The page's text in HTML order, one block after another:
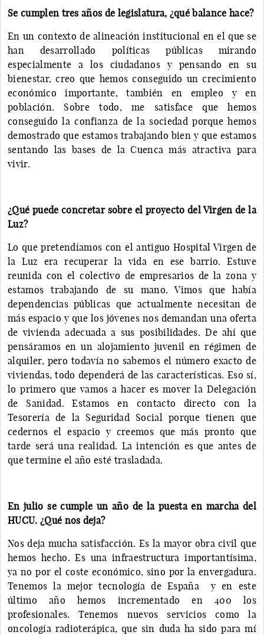
Se cumplen tres años de legislatura, ¿qué balance hace?
En un contexto de alineación institucional en el que se
han desarrollado políticas públicas mirando
especialmente a los ciudadanos y pensando en su
bienestar, creo que hemos conseguido un crecimiento
económico importante, también en empleo y en
población. Sobre todo, me satisface que hemos
conseguido la confianza de la sociedad porque hemos
demostrado que estamos trabajando bien y que estamos
sentando las bases de la Cuenca más atractiva para
vivir.
¿Qué puede concretar sobre el proyecto del Virgen de la
Luz?
Lo que pretendíamos con el antiguo Hospital Virgen de
la Luz era recuperar la vida en ese barrio. Estuve
reunida con el colectivo de empresarios de la zona y
estamos trabajando de su mano. Vimos que había
dependencias públicas que actualmente necesitan de
más espacio y que los jóvenes nos demandan una oferta
de vivienda adecuada a sus posibilidades. De ahí que
pensáramos en un alojamiento juvenil en régimen de
alquiler, pero todavía no sabemos el número exacto de
viviendas, todo dependerá de las características. Eso sí,
lo primero que vamos a hacer es mover la Delegación
de Sanidad. Estamos en contacto directo con la
Tesorería de la Seguridad Social porque tienen que
cedernos el espacio y creemos que más pronto que
tarde será una realidad. La intención es que antes de
que termine el año esté trasladada.
En julio se cumple un año de la puesta en marcha del
HUCU. ¿Qué nos deja?
Nos deja mucha satisfacción. Es la mayor obra civil que
hemos hecho. Es una infraestructura importantísima,
ya no por el coste económico, sino por la envergadura.
Tenemos la mejor tecnología de España y en este
último año hemos incrementado en 400 los
profesionales. Tenemos nuevos servicios como la
oncología radioterápica, que sin duda ha sido para mí